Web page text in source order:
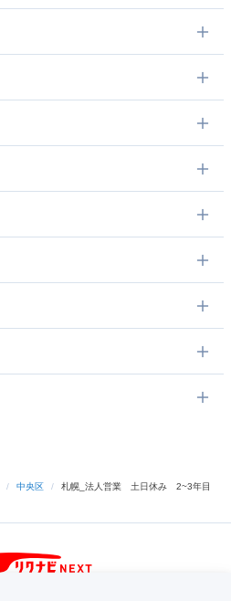
/ 中央区 /
札幌_法人営業 土日休み 2~3年目